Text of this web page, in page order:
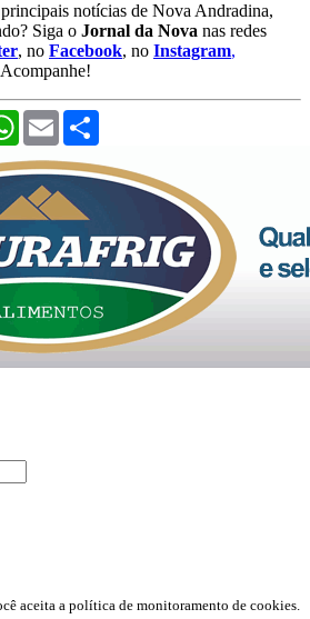
notícias de Nova Andradina,
Siga o Jornal da Nova nas redes
, no Facebook, no Instagram,
WhatsApp
Email
aceita a política de monitoramento de cookies.